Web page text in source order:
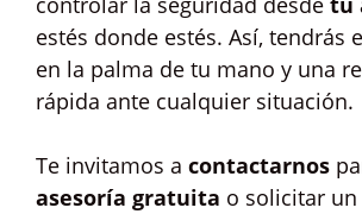
estés donde estés. Así, tendrás
en la palma de tu mano y una
rápida ante cualquier situación.
Te invitamos a contactarnos
asesoría gratuita o solicitar un